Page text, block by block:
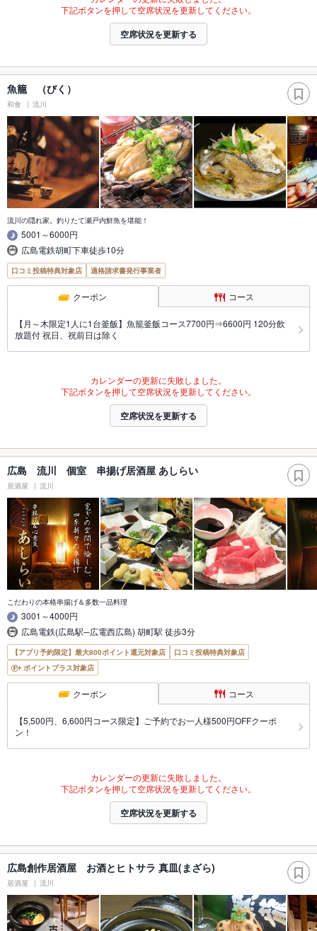
下記ボタンを押して空席状況を更新してください。
空席状況を更新する
魚籠 （びく）
和食 流川
流川の隠れ家。釣りたて瀬戸内鮮魚を堪能！
5001～6000円
広島電鉄胡町下車徒歩10分
口コミ投稿特典対象店 適格請求書発行事業者
クーポン コース
【月～木限定1人に1台釜飯】魚籠釜飯コース7700円⇒6600円 120分飲
放題付 祝日、祝前日は除く
カレンダーの更新に失敗しました。
下記ボタンを押して空席状況を更新してください。
空席状況を更新する
広島 流川 個室 串揚げ居酒屋 あしらい
居酒屋 流川
こだわりの本格串揚げ＆多数一品料理
3001～4000円
広島電鉄(広島駅─広電西広島) 胡町駅 徒歩3分
【アプリ予約限定】最大800ポイント還元対象店
口コミ投稿特典対象店
ポイントプラス対象店
クーポン コース
【5,500円、6,600円コース限定】ご予約でお一人様500円OFFクーポ
ン！
カレンダーの更新に失敗しました。
下記ボタンを押して空席状況を更新してください。
空席状況を更新する
広島創作居酒屋 お酒とヒトサラ 真皿(まざら)
居酒屋 流川